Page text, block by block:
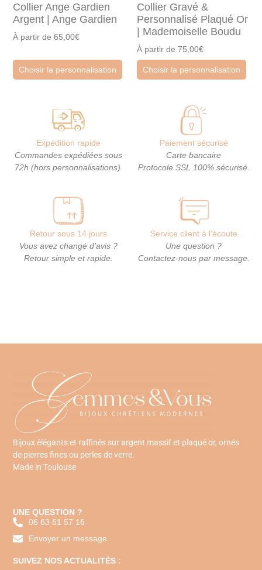
Collier Ange Gardien
Argent | Ange Gardien
À partir de 65,00€
Choisir la personnalisation
Collier Gravé &
Personnalisé Plaqué Or
| Mademoiselle Boudu
À partir de 75,00€
Choisir la personnalisation
Expédition rapide
Commandes expédiées sous
72h (hors personnalisations).
Paiement sécurisé
Carte bancaire
Protocole SSL 100% sécurisé.
Retour sous 14 jours
Vous avez changé d’avis ?
Retour simple et rapide.
Service client à l’écoute
Une question ?
Contactez-nous par message.
Bijoux élégants et raffinés sur argent massif et plaqué or, ornés
de pierres fines ou perles de verre.
Made in Toulouse
UNE QUESTION ?
06 63 61 57 16
Envoyer un message
SUIVEZ NOS ACTUALITÉS :